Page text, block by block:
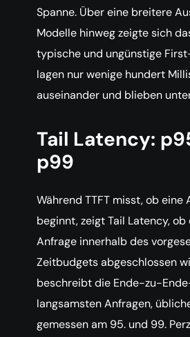
Spanne. Über eine breitere
Modelle hinweg zeigte sich
typische und ungünstige
lagen nur wenige hundert
auseinander und blieben
Tail Latency:
p99
Während TTFT misst, ob eine
beginnt, zeigt Tail Latency,
Anfrage innerhalb des
Zeitbudgets abgeschlossen
beschreibt die Ende-zu-
langsamsten Anfragen,
gemessen am 95. und 99.